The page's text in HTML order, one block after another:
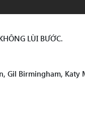
LÙI BƯỚC.
Gil Birmingham, Katy